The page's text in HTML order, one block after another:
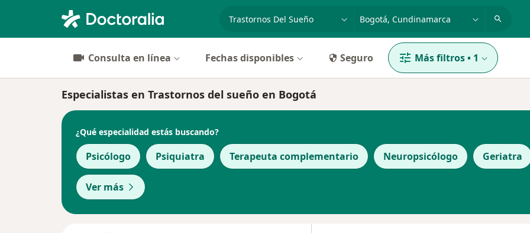
especialidad, enfermedad o nombre
p. ej. Bogotá
Consulta en línea Fechas disponibles Seguro Más filtros• 1
Especialistas en Trastornos del sueño en Bogotá
¿Qué especialidad estás buscando?
Psicólogo Psiquiatra Terapeuta complementario Neuropsicólogo Geriatra
Ver más